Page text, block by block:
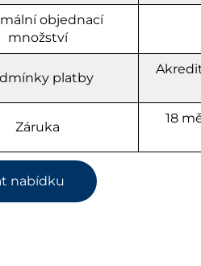
objednací
množství
platby
Záruka
18
nabídku